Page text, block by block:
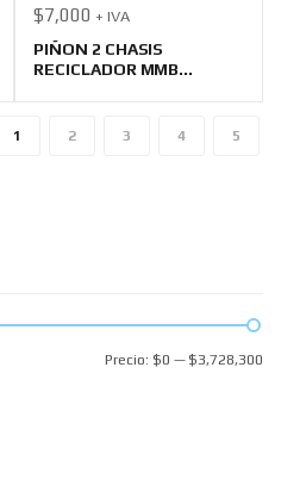
out
5
$7,000 + IVA
PIÑON 2 CHASIS
RECICLADOR MMB...
1 2 3 4 5
Precio: $0 — $3,728,300